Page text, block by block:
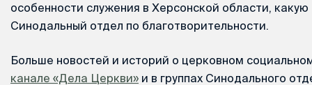
особенности служения в Херсонской области,
Синодальный отдел по благотворительности.
Больше новостей и историй о церковном
канале «Дела Церкви» и в группах Синодального